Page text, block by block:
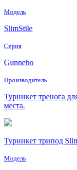
Модель
SlimStile
Серия
Gunnebo
Производитель
Турникет тренога
места.
Турникет трипод
Модель